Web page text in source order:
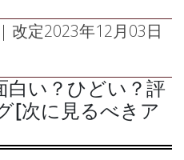
| 改定2023年12月03日
白い？ひどい？評
[次に見るべきア